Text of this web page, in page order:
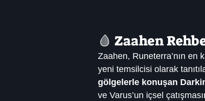
🩸 Zaahen
Zaahen, Runeterra’nın en
yeni temsilcisi olarak
gölgelerle konuşan
ve Varus’un içsel